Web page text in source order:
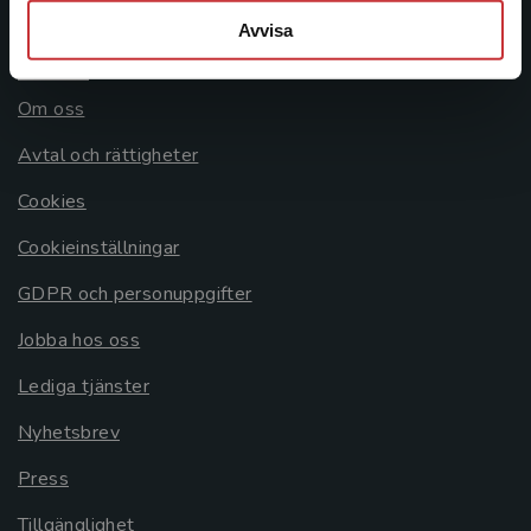
Avvisa
Allmänna länkar
Om oss
Avtal och rättigheter
Cookies
Cookieinställningar
GDPR och personuppgifter
Jobba hos oss
Lediga tjänster
Nyhetsbrev
Press
Tillgänglighet